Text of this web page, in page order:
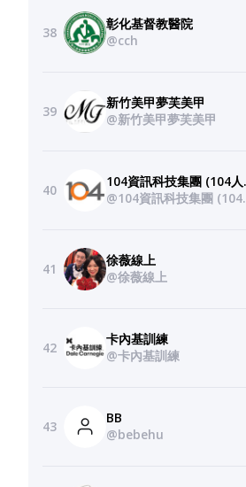
38
彰化基督教醫院
@cch
39
新竹美甲夢芙美甲
@新竹美甲夢芙美甲
40
104
@104
41
徐薇線上
@徐薇線上
42
卡內基訓練
@卡內基訓練
43
BB
@bebehu